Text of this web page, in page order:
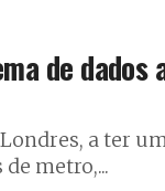
de
a ter
metro,...